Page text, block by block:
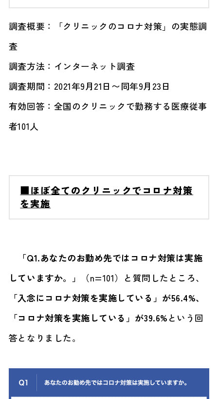
調査概要：「クリニックのコロナ対策」の実態調
査
調査方法：インターネット調査
調査期間：2021年9月21日〜同年9月23日
有効回答：全国のクリニックで勤務する医療従事
者101人
■ほぼ全てのクリニックでコロナ対策
を実施
「Q1.あなたのお勤め先ではコロナ対策は実施
していますか。」
（n=101）と質問したところ、
「入念にコロナ対策を実施している」が56.4%、
「コロナ対策を実施している」が39.6%という回
答となりました。